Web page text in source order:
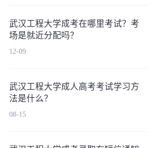
武汉工程大学成考在哪里考试？考
场是就近分配吗？
12-09
武汉工程大学成人高考考试学习方
法是什么？
08-15